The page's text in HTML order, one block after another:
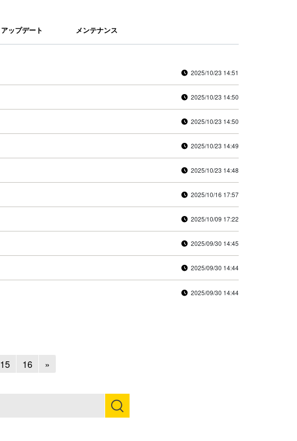
アップデート メンテナンス
2025/10/23 14:51
2025/10/23 14:50
2025/10/23 14:50
2025/10/23 14:49
2025/10/23 14:48
2025/10/16 17:57
2025/10/09 17:22
2025/09/30 14:45
2025/09/30 14:44
2025/09/30 14:44
15 16 »